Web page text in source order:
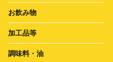
お飲み物
加工品等
調味料・油